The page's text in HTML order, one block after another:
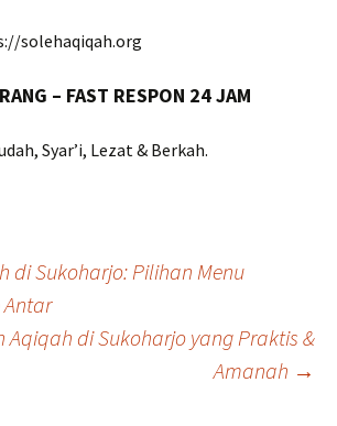
solehaqiqah.org
– FAST RESPON 24 JAM
Syar’i, Lezat & Berkah.
di Sukoharjo: Pilihan Menu
Antar
Aqiqah di Sukoharjo yang Praktis &
Amanah →